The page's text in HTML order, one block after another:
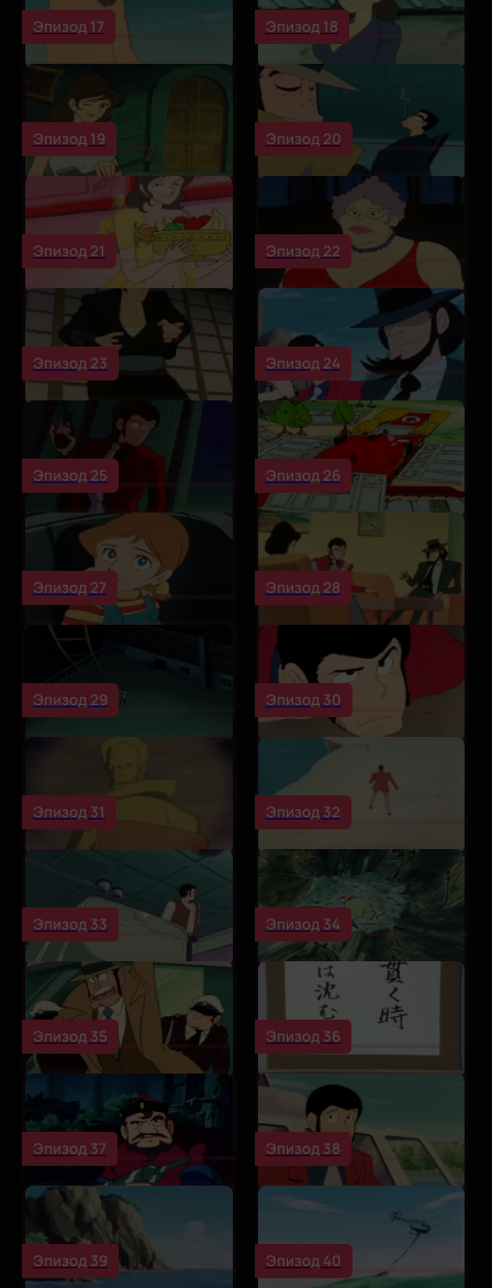
Эпизод 17 Эпизод 18
Эпизод 19 Эпизод 20
Эпизод 21 Эпизод 22
Эпизод 23 Эпизод 24
Эпизод 25 Эпизод 26
Эпизод 27 Эпизод 28
Эпизод 29 Эпизод 30
Эпизод 31 Эпизод 32
Эпизод 33 Эпизод 34
Эпизод 35 Эпизод 36
Эпизод 37 Эпизод 38
Эпизод 39 Эпизод 40